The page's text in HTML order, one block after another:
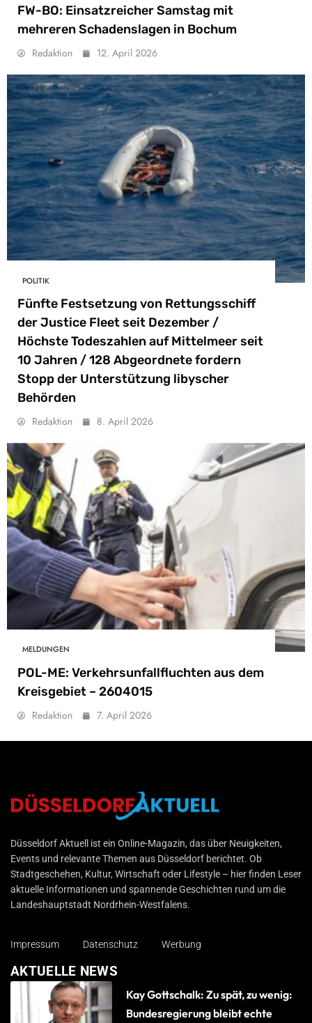
FW-BO: Einsatzreicher Samstag mit
mehreren Schadenslagen in Bochum
Redaktion 12. April 2026
POLITIK
Fünfte Festsetzung von Rettungsschiff
der Justice Fleet seit Dezember /
Höchste Todeszahlen auf Mittelmeer seit
10 Jahren / 128 Abgeordnete fordern
Stopp der Unterstützung libyscher
Behörden
Redaktion 8. April 2026
MELDUNGEN
POL-ME: Verkehrsunfallfluchten aus dem
Kreisgebiet – 2604015
Redaktion 7. April 2026
Düsseldorf Aktuell
Düsseldorf Aktuell ist ein Online-Magazin, das über Neuigkeiten,
Events und relevante Themen aus Düsseldorf berichtet. Ob
Stadtgeschehen, Kultur, Wirtschaft oder Lifestyle – hier finden Leser
aktuelle Informationen und spannende Geschichten rund um die
Landeshauptstadt Nordrhein-Westfalens.
Impressum Datenschutz Werbung
AKTUELLE NEWS
Kay Gottschalk: Zu spät, zu wenig:
Bundesregierung bleibt echte